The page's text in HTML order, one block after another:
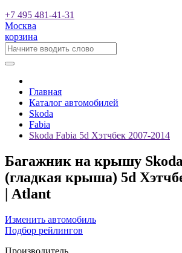
+7 495 481-41-31
Москва
корзина
Главная
Каталог автомобилей
Skoda
Fabia
Skoda Fabia 5d Хэтчбек 2007-2014
Багажник на крышу
(гладкая крыша) 5d
| Atlant
Изменить автомобиль
Подбор рейлингов
Производитель